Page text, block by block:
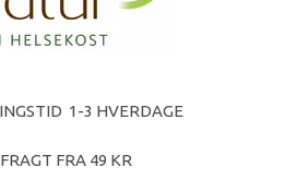
1-3 HVERDAGE
FRAGT FRA 49 KR